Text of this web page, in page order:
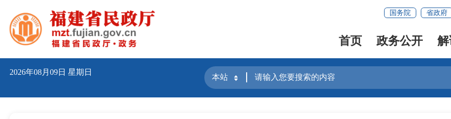
国务院 省政府
首页 政务公开
2026年08月09日 星期日